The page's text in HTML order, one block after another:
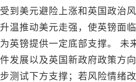
到美元避险上涨和英国政治
温推动美元走强，使英镑面
英镑提供一定底部支撑。
发展以及英国新政府政策方
测试下方支撑；若风险情绪